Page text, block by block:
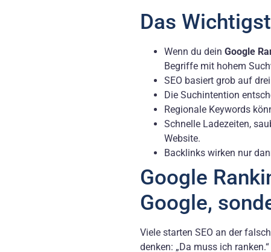
Das
Wenn du dein Google
Begriffe mit hohem
SEO basiert grob auf
Die Suchintention
Regionale Keywords
Schnelle Ladezeiten,
Website.
Backlinks wirken nur
Google
Google,
Viele starten SEO an der
denken: „Da muss ich